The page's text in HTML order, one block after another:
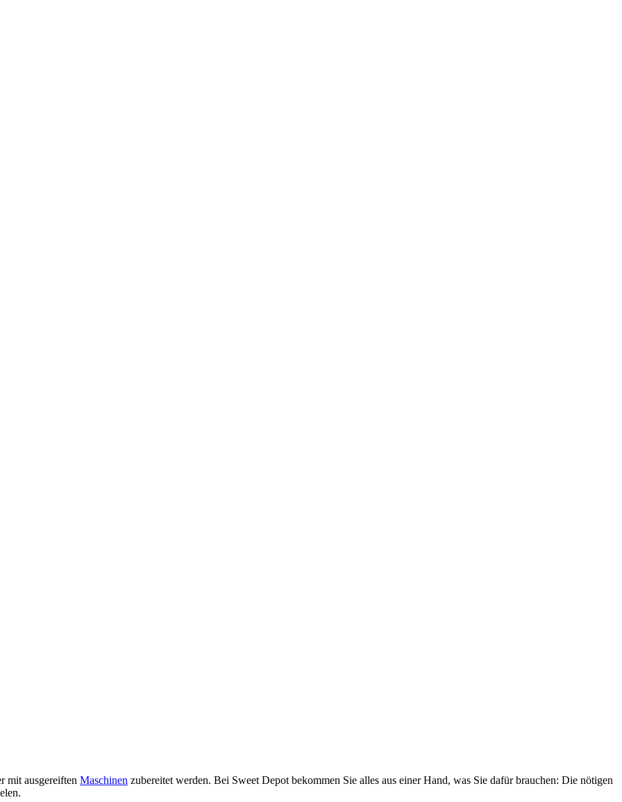
mit ausgereiften Maschinen zubereitet werden. Bei Sweet Depot bekommen Sie alles aus einer Hand, was Sie dafür brauchen: Die nötigen